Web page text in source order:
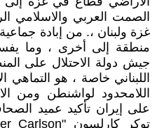
الصمت العربي والاسلامي
غزة ولبنان ،. من إبادة
منطقة إلى أخرى ، وما
جيش دولة الاحتلال على
اللبناني خاصة ، هو التماهي
اللامحدود لواشنطن ومن
على إيران تأكيد عميد